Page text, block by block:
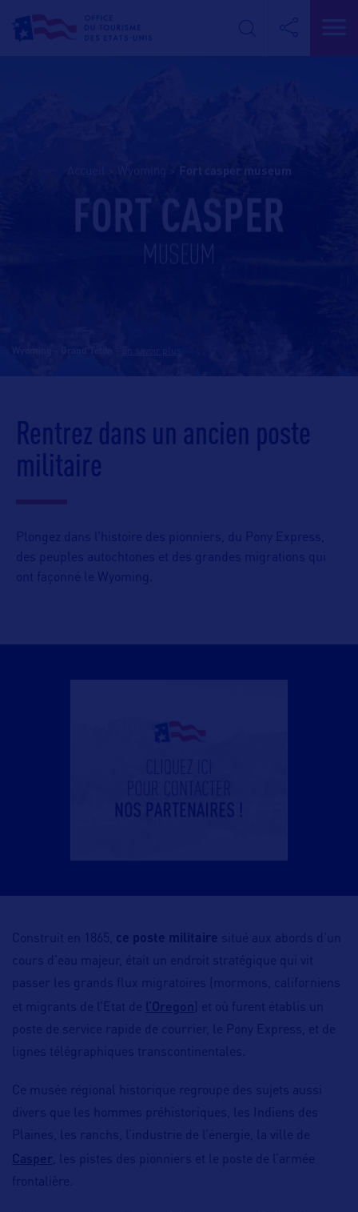
fort casper museum
FORT CASPER
MUSEUM
Rentrez dans un ancien poste
militaire
Plongez dans l’histoire des pionniers, du Pony Express,
des peuples autochtones et des grandes migrations qui
ont façonné le Wyoming.
Construit en 1865, ce poste militaire situé aux abords d’un
cours d’eau majeur, était un endroit stratégique qui vit
passer les grands flux migratoires (mormons, californiens
et migrants de l’Etat de l’Oregon
) et où furent établis un
poste de service rapide de courrier, le Pony Express, et de
lignes télégraphiques transcontinentales.
Ce musée régional historique regroupe des sujets aussi
divers que les hommes préhistoriques, les Indiens des
Plaines, les ranchs, l’industrie de l’énergie, la ville de
Casper , les pistes des pionniers et le poste de l’armée
frontalière.